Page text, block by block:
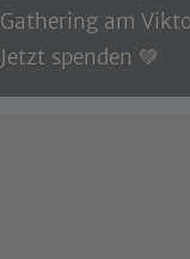
Gathering am
Jetzt spenden 💚